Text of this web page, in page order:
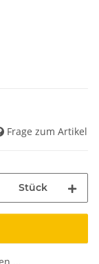
Frage zum Artikel
Stück